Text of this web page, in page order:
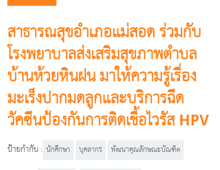
สาธารณสุขอำเภอแม่สอด ร่วมกับ
โรงพยาบาลส่งเสริมสุขภาพตำบล
บ้านห้วยหินฝน มาให้ความรู้เรื่อง
มะเร็งปากมดลูกและบริการฉีด
วัคซีนป้องกันการติดเชื้อไวรัส HPV
ป้ายกำกับ : นักศึกษา บุคลากร พัฒนาคุณลักษณะบัณฑิต